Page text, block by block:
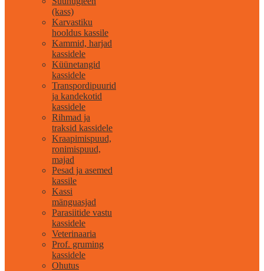
(kass)
Karvastiku
hooldus kassile
Kammid, harjad
kassidele
Küünetangid
kassidele
Transpordipuurid
ja kandekotid
kassidele
Rihmad ja
traksid kassidele
Kraapimispuud,
ronimispuud,
majad
Pesad ja asemed
kassile
Kassi
mänguasjad
Parasiitide vastu
kassidele
Veterinaaria
Prof. gruming
kassidele
Ohutus